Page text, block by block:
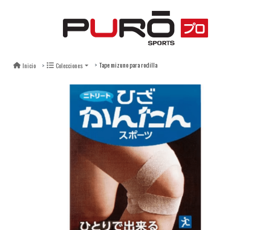
Inicio Colecciones Tape mizuno para rodilla